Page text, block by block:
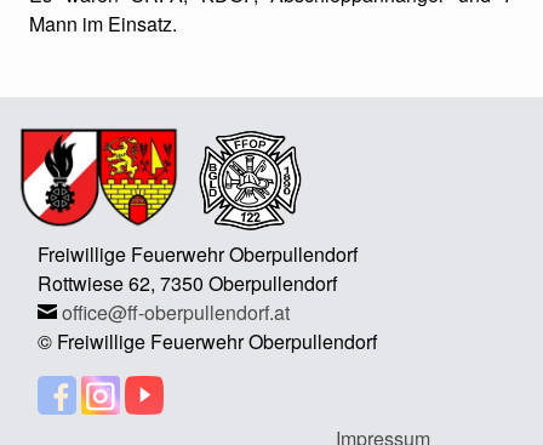
Mann im Einsatz.
Freiwillige Feuerwehr Oberpullendorf
Rottwiese 62, 7350 Oberpullendorf
office@ff-oberpullendorf.at
© Freiwillige Feuerwehr Oberpullendorf
Impressum